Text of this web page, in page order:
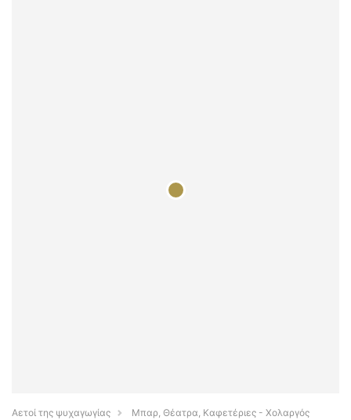
Αετοί της ψυχαγωγίας
Μπαρ, Θέατρα, Καφετέριες - Χολαργός